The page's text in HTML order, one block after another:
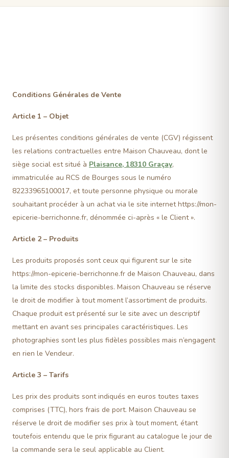
Conditions Générales de Vente
Article 1 – Objet
Les présentes conditions générales de vente (CGV) régissent
les relations contractuelles entre Maison Chauveau, dont le
siège social est situé à Plaisance, 18310 Graçay,
immatriculée au RCS de Bourges sous le numéro
82233965100017, et toute personne physique ou morale
souhaitant procéder à un achat via le site internet https://mon-
epicerie-berrichonne.fr, dénommée ci-après « le Client ».
Article 2 – Produits
Les produits proposés sont ceux qui figurent sur le site
https://mon-epicerie-berrichonne.fr de Maison Chauveau, dans
la limite des stocks disponibles. Maison Chauveau se réserve
le droit de modifier à tout moment l’assortiment de produits.
Chaque produit est présenté sur le site avec un descriptif
mettant en avant ses principales caractéristiques. Les
photographies sont les plus fidèles possibles mais n’engagent
en rien le Vendeur.
Article 3 – Tarifs
Les prix des produits sont indiqués en euros toutes taxes
comprises (TTC), hors frais de port. Maison Chauveau se
réserve le droit de modifier ses prix à tout moment, étant
toutefois entendu que le prix figurant au catalogue le jour de
la commande sera le seul applicable au Client.